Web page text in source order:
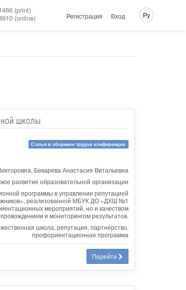
(print)
(online) Регистрация Вход Ру
школы
Статья в сборнике трудов конференции
Бекарева Анастасия Витальевна
развитие образовательной организации
программы в управлении репутацией
реализованной МБУК ДО «ДХШ №1
мероприятий, но и качеством
и мониторингом результатов.
школа, репутация, партнёрство,
профориентационная программа
Перейти